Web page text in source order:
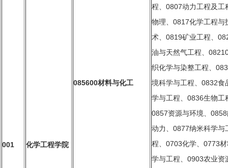
001 化学工程学院
085600材料与化工
程、0807动力工程及工
物理、0817化学工程与
术、0819矿业工程、
油与天然气工程、
织化学与染整工程 、
境科学与工程 、0832食
学与工程、0836生物工
0857资源与环境、
动力、0877纳米科学与
程、0703化学、0773
学与工程、0903农业资